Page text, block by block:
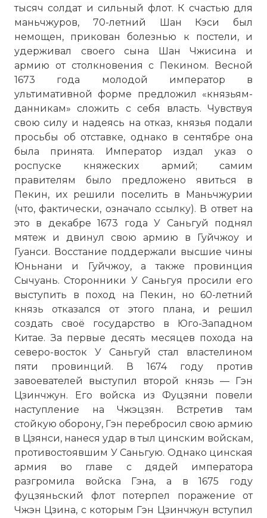
тысяч солдат и сильный флот. К счастью для
маньчжуров, 70-летний Шан Кэси был
немощен, прикован болезнью к постели, и
удерживал своего сына Шан Чжисина и
армию от столкновения с Пекином. Весной
1673 года молодой император в
ультимативной форме предложил «князьям-
данникам» сложить с себя власть. Чувствуя
свою силу и надеясь на отказ, князья подали
просьбы об отставке, однако в сентябре она
была принята. Император издал указ о
роспуске княжеских армий; самим
правителям было предложено явиться в
Пекин, их решили поселить в Маньчжурии
(что, фактически, означало ссылку). В ответ на
это в декабре 1673 года У Саньгуй поднял
мятеж и двинул свою армию в Гуйчжоу и
Гуанси. Восстание поддержали высшие чины
Юньнани и Гуйчжоу, а также провинция
Сычуань. Сторонники У Саньгуя просили его
выступить в поход на Пекин, но 60-летний
князь отказался от этого плана, и решил
создать своё государство в Юго-Западном
Китае. За первые десять месяцев похода на
северо-восток У Саньгуй стал властелином
пяти провинций. В 1674 году против
завоевателей выступил второй князь — Гэн
Цзинчжун. Его войска из Фуцзяни повели
наступление на Чжэцзян. Встретив там
стойкую оборону, Гэн перебросил свою армию
в Цзянси, нанеся удар в тыл цинским войскам,
противостоявшим У Саньгую. Однако цинская
армия во главе с дядей императора
разгромила войска Гэна, а в 1675 году
фуцзяньский флот потерпел поражение от
Чжэн Цзина, с которым Гэн Цзинчжун вступил